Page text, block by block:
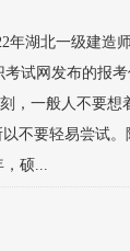
年湖北一级建造
试网发布的报
，一般人不要
不要轻易尝试
，硕...